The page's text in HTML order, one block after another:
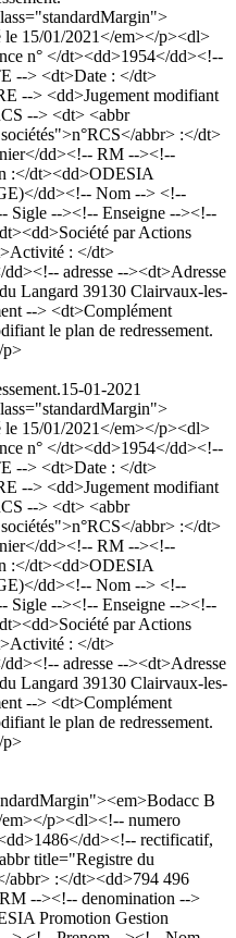
le 15/01/2021</em></p><dl>
n° </dt><dd>1954</dd><!--
--> <dt>Date : </dt>
--> <dd>Jugement modifiant
--> <dt> <abbr
abbr> :</dt>
dd><!-- RM --><!--
:</dt><dd>ODESIA
dd><!-- Nom --> <!--
Sigle --><!-- Enseigne --><!--
par Actions
: </dt>
adresse --><dt>Adresse
Langard 39130 Clairvaux-les-
--> <dt>Complément
le plan de redressement.
p>
15-01-2021
le 15/01/2021</em></p><dl>
n° </dt><dd>1954</dd><!--
--> <dt>Date : </dt>
--> <dd>Jugement modifiant
--> <dt> <abbr
abbr> :</dt>
dd><!-- RM --><!--
:</dt><dd>ODESIA
dd><!-- Nom --> <!--
Sigle --><!-- Enseigne --><!--
par Actions
: </dt>
adresse --><dt>Adresse
Langard 39130 Clairvaux-les-
--> <dt>Complément
le plan de redressement.
p>
B
p><dl><!-- numero
dd><!-- rectificatif,
title="Registre du
abbr> :</dt><dd>794 496
--><!-- denomination -->
Promotion Gestion